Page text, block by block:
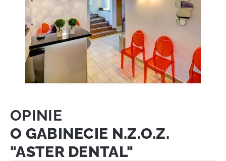
OPINIE
O GABINECIE N.Z.O.Z.
"ASTER DENTAL"